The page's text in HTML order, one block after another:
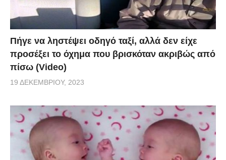
Πήγε να ληστέψει οδηγό ταξί, αλλά δεν είχε
προσέξει το όχημα που βρισκόταν ακριβώς από
πίσω (Video)
19 ΔΕΚΕΜΒΡΊΟΥ, 2023